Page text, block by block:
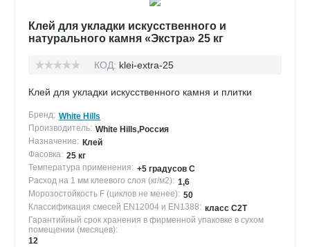
Клей для укладки искусственного и
натурального камня «Экстра» 25 кг
КОД: klei-extra-25
Клей для укладки искусственного камня и плитки
Бренд: White Hills
Производитель: White Hills,Россия
Назначение: Клей
Фасовка: 25 кг
Температура применения: +5 градусов С
Расход на 1 мм клеевого слоя (кг/м2): 1,6
Морозостойкость F (циклов не менее): 50
Классификация смесей EN12004 и EN1388: класс С2Т
Гарантийный срок хранения в фирменной упаковке в сухом
помещении (месяцев):
12